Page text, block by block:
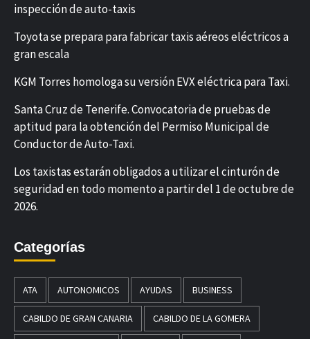
inspección de auto-taxis
Toyota se prepara para fabricar taxis aéreos eléctricos a
gran escala
KGM Torres homologa su versión EVX eléctrica para Taxi.
Santa Cruz de Tenerife. Convocatoria de pruebas de
aptitud para la obtención del Permiso Municipal de
Conductor de Auto-Taxi.
Los taxistas estarán obligados a utilizar el cinturón de
seguridad en todo momento a partir del 1 de octubre de
2026.
Categorías
ATA AUTONOMICOS AYUDAS BUSINESS
CABILDO DE GRAN CANARIA CABILDO DE LA GOMERA